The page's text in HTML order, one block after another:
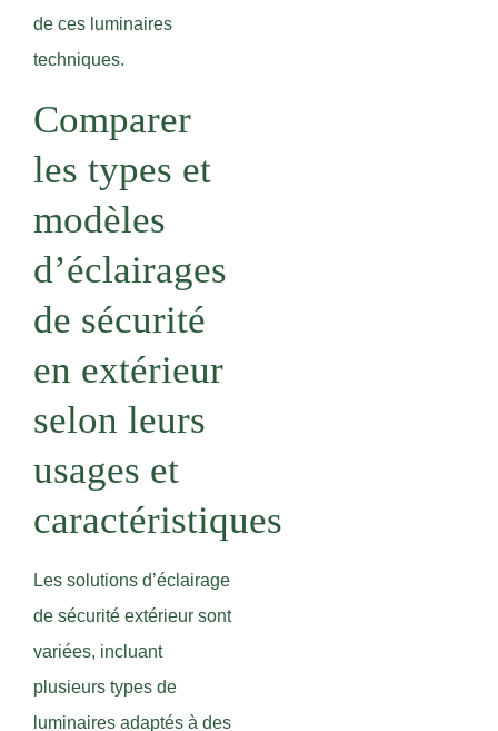
de ces luminaires
techniques.
Comparer
les types et
modèles
d’éclairages
de sécurité
en extérieur
selon leurs
usages et
caractéristiques
Les solutions d’éclairage
de sécurité extérieur sont
variées, incluant
plusieurs types de
luminaires adaptés à des